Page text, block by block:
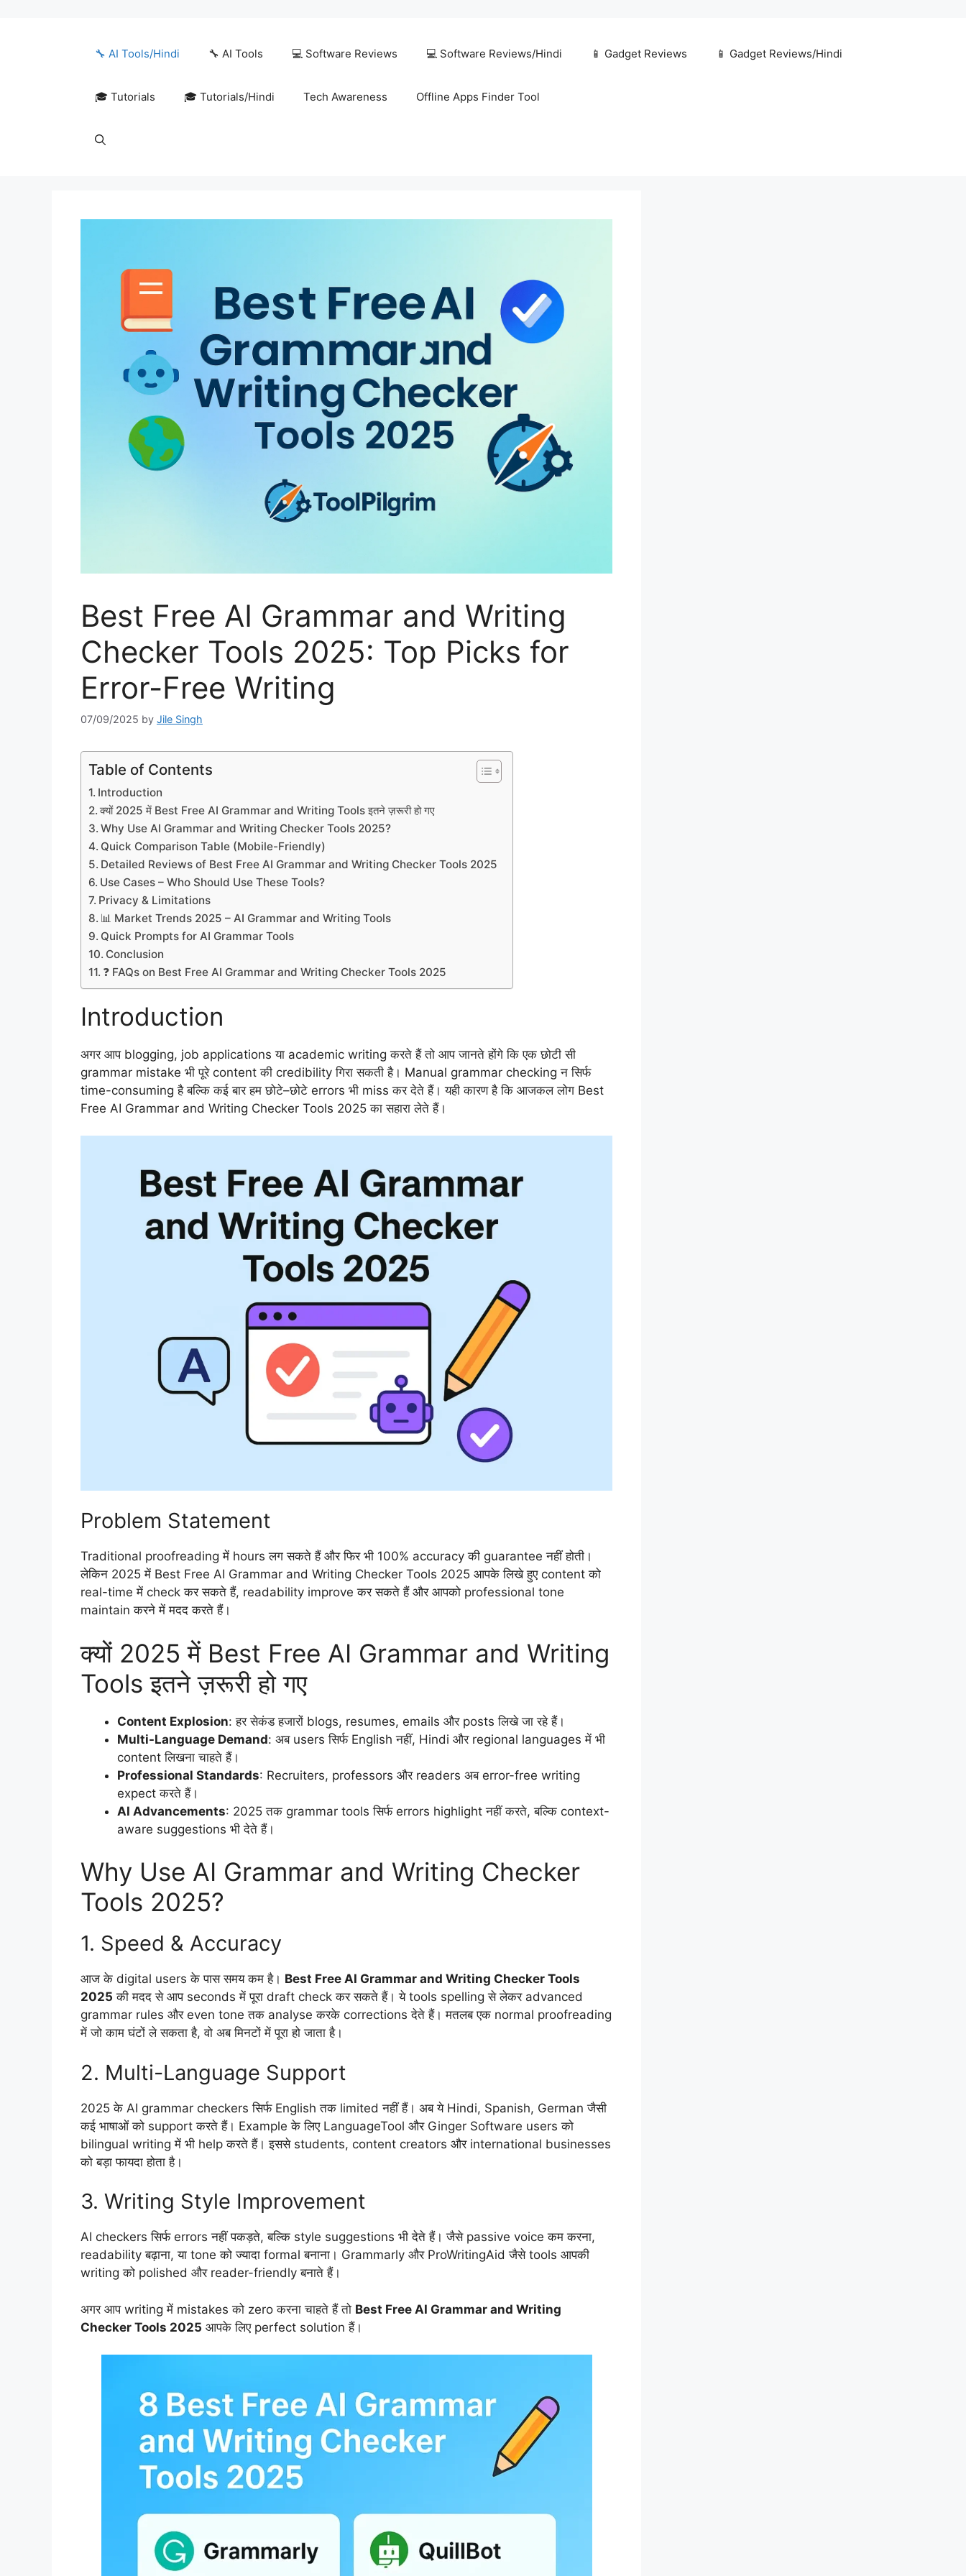
🔧 AI Tools/Hindi 🔧 AI Tools 💻 Software Reviews 💻 Software Reviews/Hindi 📱 Gadget Reviews 📱 Gadget Reviews/Hindi
🎓 Tutorials 🎓 Tutorials/Hindi Tech Awareness Offline Apps Finder Tool
Best Free AI Grammar and Writing
Checker Tools 2025: Top Picks for
Error-Free Writing
07/09/2025 by Jile Singh
Table of Contents
Introduction
क्यों 2025 में Best Free AI Grammar and Writing Tools इतने ज़रूरी हो गए
Why Use AI Grammar and Writing Checker Tools 2025?
Quick Comparison Table (Mobile-Friendly)
Detailed Reviews of Best Free AI Grammar and Writing Checker Tools 2025
Use Cases – Who Should Use These Tools?
Privacy & Limitations
📊 Market Trends 2025 – AI Grammar and Writing Tools
Quick Prompts for AI Grammar Tools
Conclusion
❓ FAQs on Best Free AI Grammar and Writing Checker Tools 2025
Introduction
अगर आप blogging, job applications या academic writing करते हैं तो आप जानते होंगे कि एक छोटी सी
grammar mistake भी पूरे content की credibility गिरा सकती है। Manual grammar checking न सिर्फ
time-consuming है बल्कि कई बार हम छोटे–छोटे errors भी miss कर देते हैं। यही कारण है कि आजकल लोग Best
Free AI Grammar and Writing Checker Tools 2025 का सहारा लेते हैं।
Problem Statement
Traditional proofreading में hours लग सकते हैं और फिर भी 100% accuracy की guarantee नहीं होती।
लेकिन 2025 में Best Free AI Grammar and Writing Checker Tools 2025 आपके लिखे हुए content को
real-time में check कर सकते हैं, readability improve कर सकते हैं और आपको professional tone
maintain करने में मदद करते हैं।
क्यों 2025 में Best Free AI Grammar and Writing
Tools इतने ज़रूरी हो गए
Content Explosion: हर सेकंड हजारों blogs, resumes, emails और posts लिखे जा रहे हैं।
Multi-Language Demand: अब users सिर्फ English नहीं, Hindi और regional languages में भी
content लिखना चाहते हैं।
Professional Standards: Recruiters, professors और readers अब error-free writing
expect करते हैं।
AI Advancements: 2025 तक grammar tools सिर्फ errors highlight नहीं करते, बल्कि context-
aware suggestions भी देते हैं।
Why Use AI Grammar and Writing Checker
Tools 2025?
1. Speed & Accuracy
आज के digital users के पास समय कम है। Best Free AI Grammar and Writing Checker Tools
2025 की मदद से आप seconds में पूरा draft check कर सकते हैं। ये tools spelling से लेकर advanced
grammar rules और even tone तक analyse करके corrections देते हैं। मतलब एक normal proofreading
में जो काम घंटों ले सकता है, वो अब मिनटों में पूरा हो जाता है।
2. Multi-Language Support
2025 के AI grammar checkers सिर्फ English तक limited नहीं हैं। अब ये Hindi, Spanish, German जैसी
कई भाषाओं को support करते हैं। Example के लिए LanguageTool और Ginger Software users को
bilingual writing में भी help करते हैं। इससे students, content creators और international businesses
को बड़ा फायदा होता है।
3. Writing Style Improvement
AI checkers सिर्फ errors नहीं पकड़ते, बल्कि style suggestions भी देते हैं। जैसे passive voice कम करना,
readability बढ़ाना, या tone को ज्यादा formal बनाना। Grammarly और ProWritingAid जैसे tools आपकी
writing को polished और reader-friendly बनाते हैं।
अगर आप writing में mistakes को zero करना चाहते हैं तो Best Free AI Grammar and Writing
Checker Tools 2025 आपके लिए perfect solution हैं।